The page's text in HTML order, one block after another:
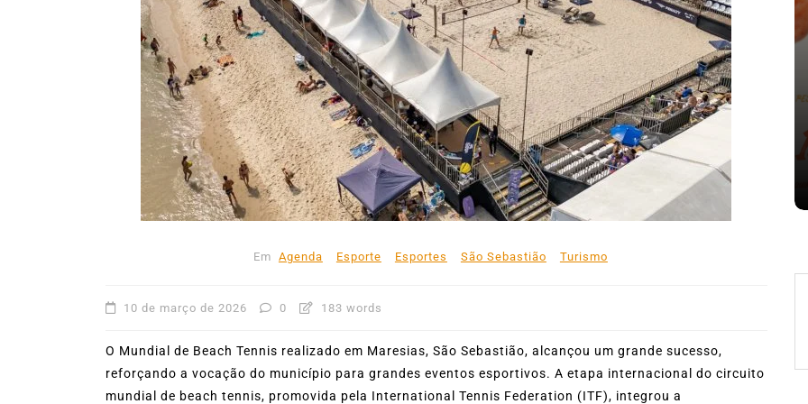
Em Agenda Esporte Esportes São Sebastião Turismo
10 de março de 2026 0 183 words
O Mundial de Beach Tennis realizado em Maresias, São Sebastião, alcançou um grande sucesso,
reforçando a vocação do município para grandes eventos esportivos. A etapa internacional do circuito
mundial de beach tennis, promovida pela International Tennis Federation (ITF), integrou a
movimenta Ilhabela durante o
mês de agosto
5 de agosto de 2026 0 227 words
Boteco do Camarão
Culinária Caiçara
Cultura Caiçara
Eventos em Ilhabela
Festival do Camarão
Gastronomia
Ilhabela
Litoral Norte Turismo
Em Expresso News
Ilhabela divulga grupos e
primeiros jogos do Campeonato
Municipal de Futebol
6 de agosto de 2026 478 words